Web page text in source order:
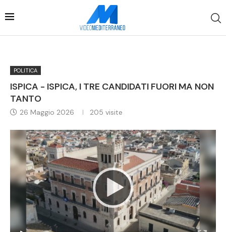
POLITICA
ISPICA - ISPICA, I TRE CANDIDATI FUORI MA NON
TANTO
26 Maggio 2026 205 visite
Video
Player